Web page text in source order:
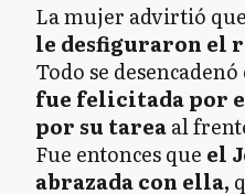
La mujer advirtió
le desfiguraron el
Todo se
fue felicitada por
por su tareaal
Fue entonces que el
abrazada con ella,